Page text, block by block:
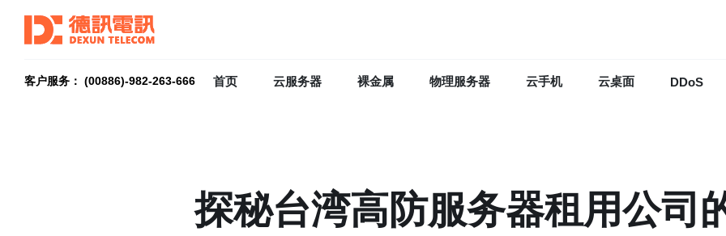
客户服务： (00886)-982-263-666 首页 云服务器 裸金属 物理服务器 云手机 云桌面 DDoS
探秘台湾高防服务器租用公司